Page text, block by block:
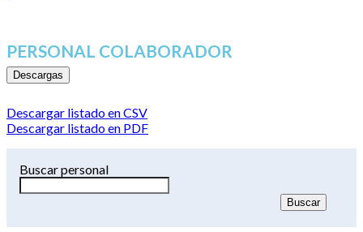
PERSONAL COLABORADOR
Descargas
Descargar listado en CSV
Descargar listado en PDF
Buscar personal